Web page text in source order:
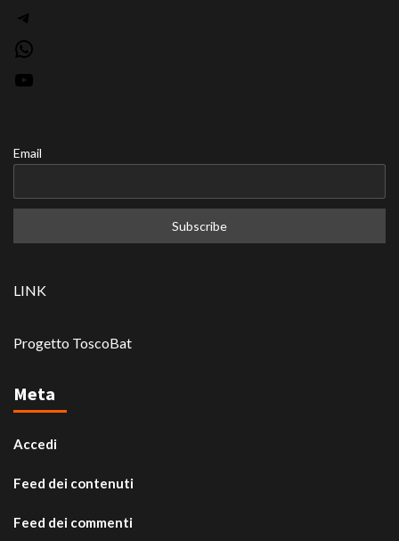
Email
LINK
Progetto ToscoBat
Meta
Accedi
Feed dei contenuti
Feed dei commenti